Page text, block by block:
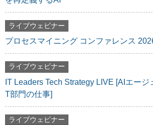
ライブウェビナー
プロセスマイニング コンファレンス
ライブウェビナー
IT Leaders Tech Strategy LIVE [AIエージ
T部門の仕事]
ライブウェビナー